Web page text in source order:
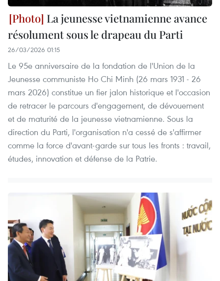
La jeunesse vietnamienne avance
résolument sous le drapeau du Parti
26/03/2026 01:15
Le 95e anniversaire de la fondation de l'Union de la
Jeunesse communiste Ho Chi Minh (26 mars 1931 - 26
mars 2026) constitue un fier jalon historique et l'occasion
de retracer le parcours d'engagement, de dévouement
et de maturité de la jeunesse vietnamienne. Sous la
direction du Parti, l'organisation n'a cessé de s'affirmer
comme la force d'avant-garde sur tous les fronts : travail,
études, innovation et défense de la Patrie.